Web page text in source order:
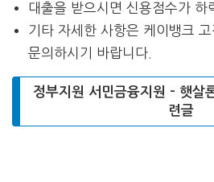
대출을 받으시면 신용점수가 하
기타 자세한 사항은 케이뱅크
문의하시기 바랍니다.
정부지원 서민금융지원 – 햇살
련글